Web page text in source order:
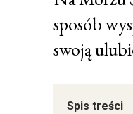
sposób
swoją
Spis treści